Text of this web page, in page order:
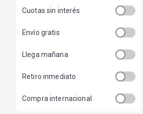
Cuotas sin interés
Envío gratis
Llega mañana
Retiro inmediato
Compra internacional